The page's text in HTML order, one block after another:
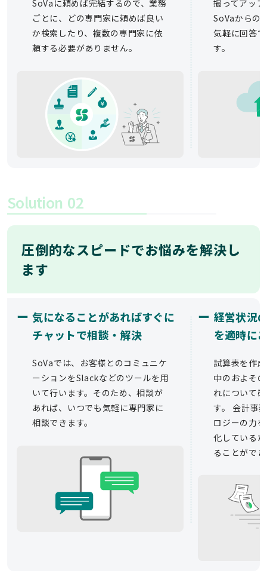
SoVaに頼めば完結するので、業務
ごとに、どの専門家に頼めば良い
か検索したり、複数の専門家に依
頼する必要がありません。
撮ってアッ
SoVaからの
気軽に回答
す。
Solution 02
圧倒的なスピードでお悩みを解決し
ます
ー 気になることがあればすぐに
チャットで相談・解決
SoVaでは、お客様とのコミュニケ
ーションをSlackなどのツールを用
いて行います。そのため、相談が
あれば、いつでも気軽に専門家に
相談できます。
ー 経営状況
を適時に
試算表を作
中のおよそ
れについて
す。 会計事
ロジーの力
化している
ることがで